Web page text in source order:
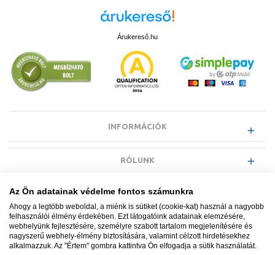
Árukereső.hu
INFORMÁCIÓK
RÓLUNK
EGYÉB INFORMÁCIÓK
VÁSÁRLÓI INFORMÁCIÓK
Az Ön adatainak védelme fontos számunkra
Ahogy a legtöbb weboldal, a miénk is sütiket (cookie-kat) használ a nagyobb
felhasználói élmény érdekében. Ezt látogatóink adatainak elemzésére,
webhelyünk fejlesztésére, személyre szabott tartalom megjelenítésére és
nagyszerű webhely-élmény biztosítására, valamint célzott hirdetésekhez
alkalmazzuk. Az "Értem" gombra kattintva Ön elfogadja a sütik használatát.